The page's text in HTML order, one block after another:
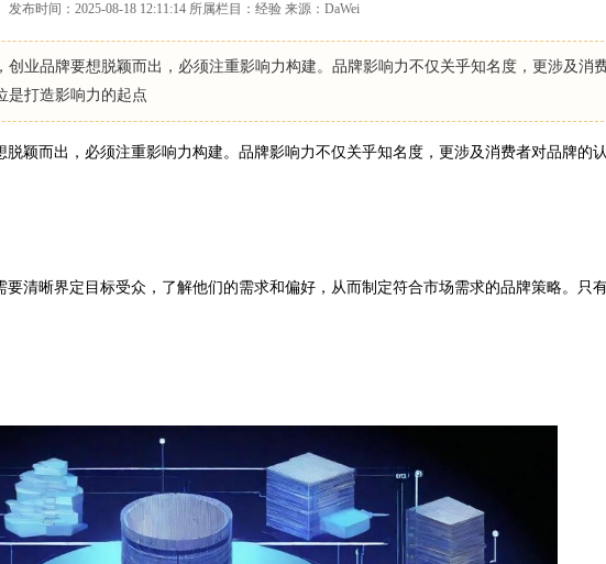
发布时间：2025-08-18 12:11:14 所属栏目：经验 来源：DaWei
创业品牌要想脱颖而出，必须注重影响力构建。品牌影响力不仅关乎知名度，更涉及消
是打造影响力的起点
颖而出，必须注重影响力构建。品牌影响力不仅关乎知名度，更涉及消费者对品牌的
清晰界定目标受众，了解他们的需求和偏好，从而制定符合市场需求的品牌策略。只